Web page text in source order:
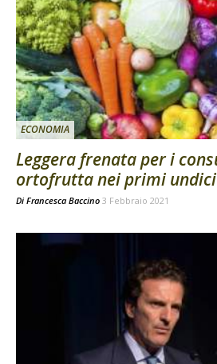
ECONOMIA
Leggera frenata per i
ortofrutta nei primi
Di Francesca Baccino 3 Febbraio 2021